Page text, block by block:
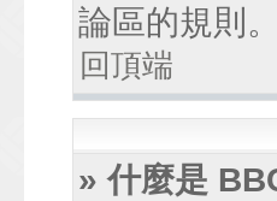
論區的規則。
回頂端
» 什麼是